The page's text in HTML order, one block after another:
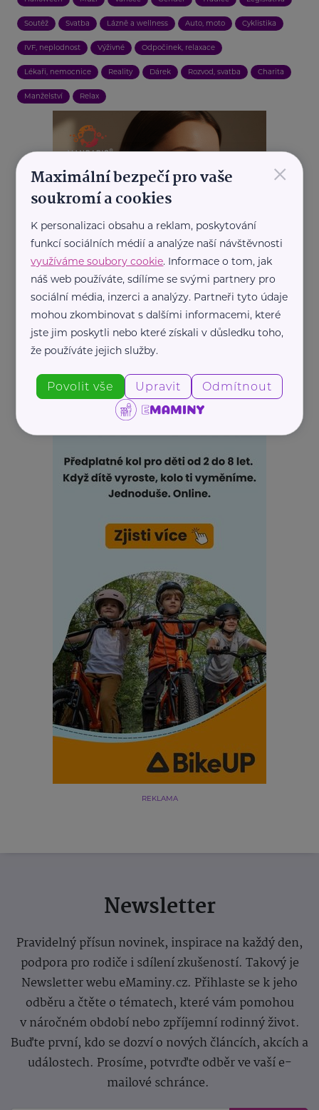
Soutěž Svatba Lázně a wellness Auto, moto Cyklistika
IVF, neplodnost Výživné Odpočinek, relaxace
Lékaři, nemocnice Reality Dárek Rozvod, svatba Charita
Manželství Relax
REKLAMA
Newsletter
Pravidelný přísun novinek, inspirace na každý den,
podpora pro rodiče i sdílení zkušeností. Takový je
Newsletter webu eMaminy.cz. Přihlaste se k jeho
odběru a čtěte o tématech, které vám pomohou
v náročném období nebo zpříjemní rodinný život.
Buďte první, kdo se dozví o nových článcích, akcích a
událostech. Prosíme, potvrďte odběr ve vaší e-
mailové schránce.
×
Maximální bezpečí pro vaše
soukromí a cookies
K personalizaci obsahu a reklam, poskytování
funkcí sociálních médií a analýze naší návštěvnosti
využíváme soubory cookie. Informace o tom, jak
náš web používáte, sdílíme se svými partnery pro
sociální média, inzerci a analýzy. Partneři tyto údaje
mohou zkombinovat s dalšími informacemi, které
jste jim poskytli nebo které získali v důsledku toho,
že používáte jejich služby.
Povolit vše Upravit Odmítnout